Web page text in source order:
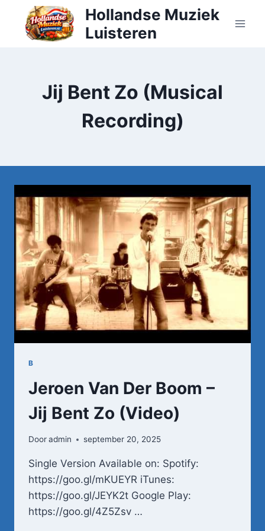
Doorgaan
inhoud
Hollandse Muziek
Luisteren
Jij Bent Zo (Musical
Recording)
B
Jeroen Van Der Boom –
Jij Bent Zo (Video)
Dooradmin september 20, 2025
Single Version Available on: Spotify:
https://goo.gl/mKUEYR iTunes:
https://goo.gl/JEYK2t Google Play:
https://goo.gl/4Z5Zsv …